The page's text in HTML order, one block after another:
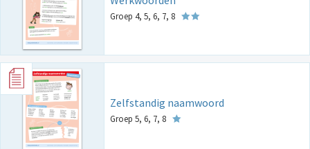
Groep 4, 5, 6, 7, 8
Zelfstandig naamwoord
Groep 5, 6, 7, 8